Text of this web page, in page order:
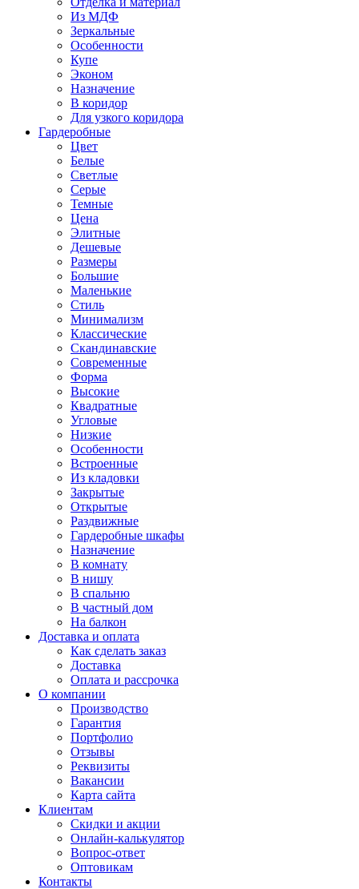
Из МДФ
Зеркальные
Особенности
Купе
Эконом
Назначение
В коридор
Для узкого коридора
Гардеробные
Цвет
Белые
Светлые
Серые
Темные
Цена
Элитные
Дешевые
Размеры
Большие
Маленькие
Стиль
Минимализм
Классические
Скандинавские
Современные
Форма
Высокие
Квадратные
Угловые
Низкие
Особенности
Встроенные
Из кладовки
Закрытые
Открытые
Раздвижные
Гардеробные шкафы
Назначение
В комнату
В нишу
В спальню
В частный дом
На балкон
Доставка и оплата
Как сделать заказ
Доставка
Оплата и рассрочка
О компании
Производство
Гарантия
Портфолио
Отзывы
Реквизиты
Вакансии
Карта сайта
Клиентам
Скидки и акции
Онлайн-калькулятор
Вопрос-ответ
Оптовикам
Контакты